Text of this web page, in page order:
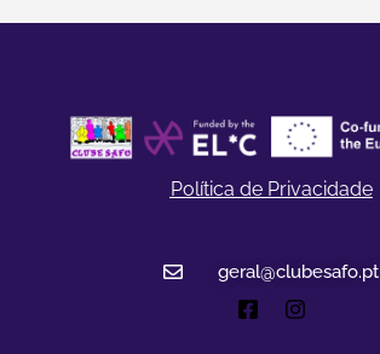
Política de Privacidade
geral@clubesafo.pt